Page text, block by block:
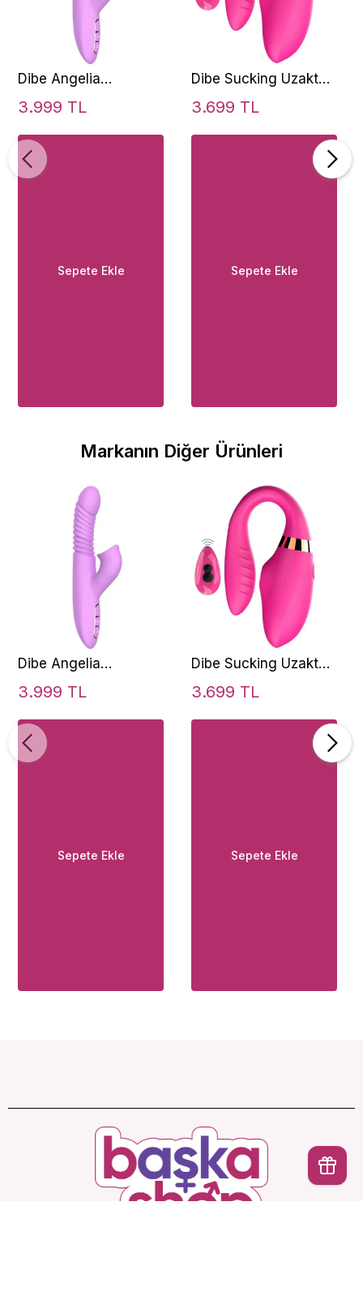
Dibe Angelia
Thrusting İleri Geri
Vibratör
3.999 TL
Sepete Ekle
Dibe Sucking Uzaktan
Kumanda Emiş Güçlü
3.699 TL
Sepete Ekle
Markanın Diğer Ürünleri
Dibe Angelia
Thrusting İleri Geri
Vibratör
3.999 TL
Sepete Ekle
Dibe Sucking Uzaktan
Kumanda Emiş Güçlü
3.699 TL
Sepete Ekle